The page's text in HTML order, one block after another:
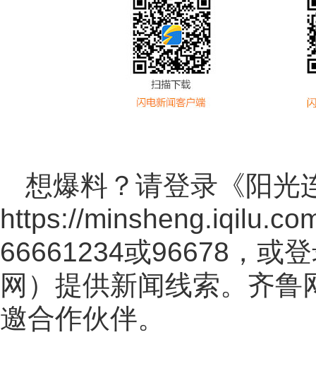
想爆料？请登录《阳光
https://
66661234或96678，或
网 ）提供新闻线索。齐鲁
邀合作伙伴。